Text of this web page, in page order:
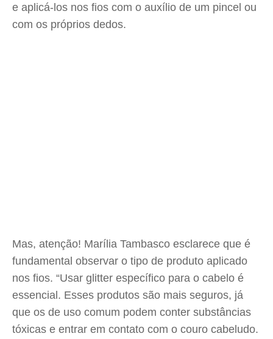
e aplicá-los nos fios com o auxílio de um pincel ou
com os próprios dedos.
Mas, atenção! Marília Tambasco esclarece que é
fundamental observar o tipo de produto aplicado
nos fios. “Usar glitter específico para o cabelo é
essencial. Esses produtos são mais seguros, já
que os de uso comum podem conter substâncias
tóxicas e entrar em contato com o couro cabeludo.